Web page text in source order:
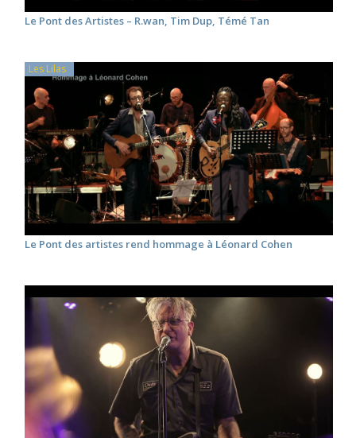
Le Pont des Artistes – R.wan, Tim Dup, Témé Tan
Les Lilas
Le Pont des artistes rend hommage à Léonard Cohen